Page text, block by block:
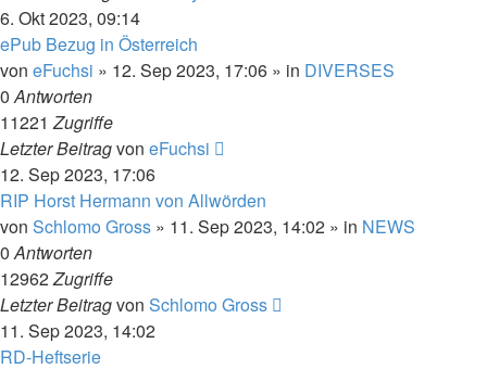
6. Okt 2023, 09:14
ePub Bezug in Österreich
von eFuchsi » 12. Sep 2023, 17:06 » in DIVERSES
0Antworten
11221Zugriffe
Letzter Beitragvon eFuchsi
12. Sep 2023, 17:06
RIP Horst Hermann von Allwörden
von Schlomo Gross » 11. Sep 2023, 14:02 » in NEWS
0Antworten
12962Zugriffe
Letzter Beitragvon Schlomo Gross
11. Sep 2023, 14:02
RD-Heftserie